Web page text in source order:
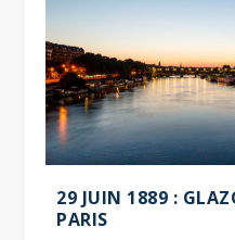
29 JUIN 1889 :
PARIS